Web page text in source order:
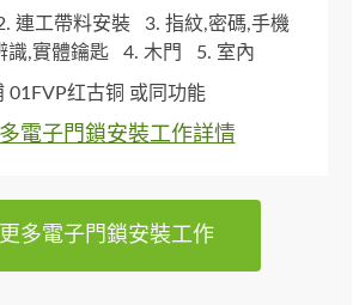
連工帶料安裝
3. 指紋,密碼,手機
識,實體鑰匙
4. 木門 5. 室內
01FVP红古铜 或同功能
電子門鎖安裝工作詳情
多電子門鎖安裝工作